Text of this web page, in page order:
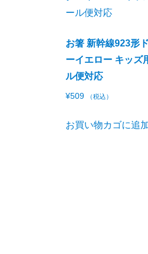
お箸 新幹線923形
ーイエロー キッズ
ル便対応
¥509 （税込）
お買い物カゴに追